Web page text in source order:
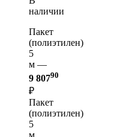
наличии
Пакет
(полиэтилен)
5
м —
9 80790
₽
Пакет
(полиэтилен)
5
м